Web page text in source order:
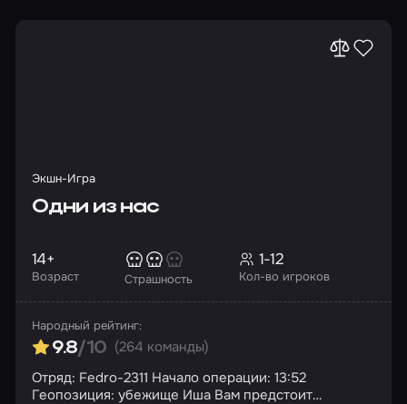
Экшн-Игра
Одни из нас
Возраст
14+
Страшность Кол-во игроков
1-12
Народный рейтинг:
9.8/10 (264 команды)
Отряд: Fedro-2311 Начало операции: 13:52
Геопозиция: убежище Иша Вам предстоит